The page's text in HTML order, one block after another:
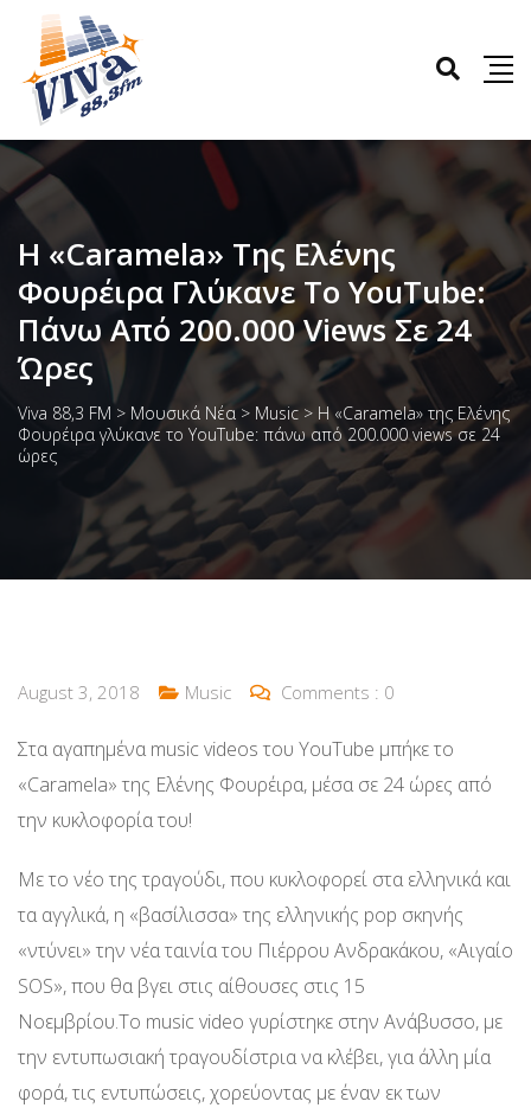
Η «Caramela» Της Ελένης
Φουρέιρα Γλύκανε Το YouTube:
Πάνω Από 200.000 Views Σε 24
Ώρες
Viva 88,3 FM > Μουσικά Νέα > Music > Η «Caramela» της Ελένης
Φουρέιρα γλύκανε το YouTube: πάνω από 200.000 views σε 24
ώρες
August 3, 2018 Music Comments : 0
Στα αγαπημένα music videos του YouTube μπήκε το
«Caramela» της Ελένης Φουρέιρα, μέσα σε 24 ώρες από
την κυκλοφορία του!
Με το νέο της τραγούδι, που κυκλοφορεί στα ελληνικά και
τα αγγλικά, η «βασίλισσα» της ελληνικής pop σκηνής
«ντύνει» την νέα ταινία του Πιέρρου Ανδρακάκου, «Αιγαίο
SOS», που θα βγει στις αίθουσες στις 15
Νοεμβρίου.Το music video γυρίστηκε στην Ανάβυσσο, με
την εντυπωσιακή τραγουδίστρια να κλέβει, για άλλη μία
φορά, τις εντυπώσεις, χορεύοντας με έναν εκ των